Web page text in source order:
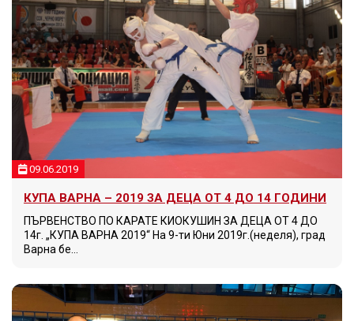
09.06.2019
КУПА ВАРНА – 2019 ЗА ДЕЦА ОТ 4 ДО 14 ГОДИНИ
ПЪРВЕНСТВО ПО КАРАТЕ КИОКУШИН ЗА ДЕЦА ОТ 4 ДО
14г. „КУПА ВАРНА 2019“ На 9-ти Юни 2019г.(неделя), град
Варна бе…